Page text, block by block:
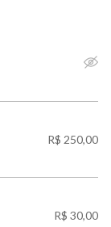
R$ 250,00
R$ 30,00